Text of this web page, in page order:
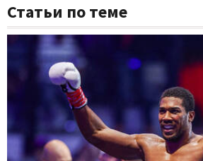
Статьи по теме